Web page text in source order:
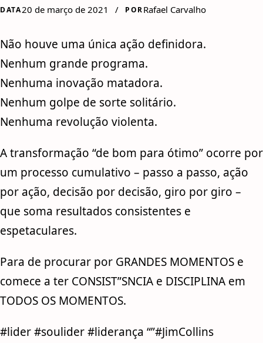
DATA20 de março de 2021 / PORRafael Carvalho
Não houve uma única ação definidora.
Nenhum grande programa.
Nenhuma inovação matadora.
Nenhum golpe de sorte solitário.
Nenhuma revolução violenta.
A transformação “de bom para ótimo” ocorre por
um processo cumulativo – passo a passo, ação
por ação, decisão por decisão, giro por giro –
que soma resultados consistentes e
espetaculares.
Para de procurar por GRANDES MOMENTOS e
comece a ter CONSIST”SNCIA e DISCIPLINA em
TODOS OS MOMENTOS.
#lider #soulider #liderança “”#JimCollins